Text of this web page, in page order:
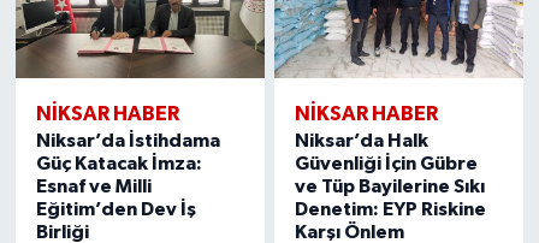
NİKSAR HABER
Niksar’da İstihdama
Güç Katacak İmza:
Esnaf ve Milli
Eğitim’den Dev İş
Birliği
NİKSAR HABER
Niksar’da Halk
Güvenliği İçin Gübre
ve Tüp Bayilerine Sıkı
Denetim: EYP Riskine
Karşı Önlem